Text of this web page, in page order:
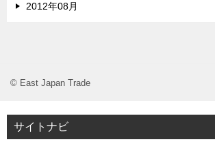
2012年08月
© East Japan Trade
サイトナビ